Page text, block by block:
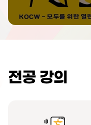
전공 강의